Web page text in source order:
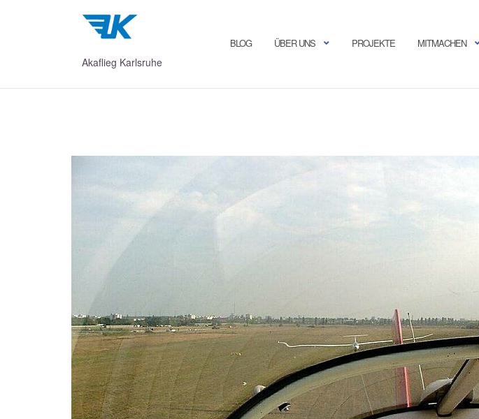
Akaflieg Karlsruhe
BLOG ÜBER UNS PROJEKTE MITMACHEN